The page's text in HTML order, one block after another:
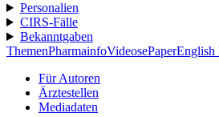
Personalien
CIRS-Fälle
Bekanntgaben
ThemenPharmainfoVideosePaperEnglish
Für Autoren
Ärztestellen
Mediadaten